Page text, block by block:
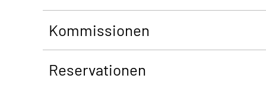
Kommissionen
Reservationen